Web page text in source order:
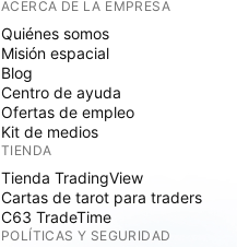
ACERCA DE LA EMPRESA
Quiénes somos
Misión espacial
Blog
Centro de ayuda
Ofertas de empleo
Kit de medios
TIENDA
Tienda TradingView
Cartas de tarot para traders
C63 TradeTime
POLÍTICAS Y SEGURIDAD